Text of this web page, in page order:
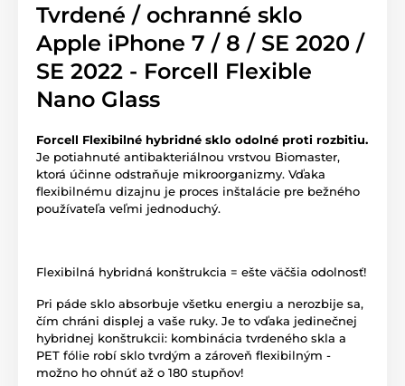
Tvrdené / ochranné sklo
Apple iPhone 7 / 8 / SE 2020 /
SE 2022 - Forcell Flexible
Nano Glass
Forcell Flexibilné hybridné sklo odolné proti rozbitiu.
Je potiahnuté antibakteriálnou vrstvou Biomaster,
ktorá účinne odstraňuje mikroorganizmy. Vďaka
flexibilnému dizajnu je proces inštalácie pre bežného
používateľa veľmi jednoduchý.
Flexibilná hybridná konštrukcia = ešte väčšia odolnosť!
Pri páde sklo absorbuje všetku energiu a nerozbije sa,
čím chráni displej a vaše ruky. Je to vďaka jedinečnej
hybridnej konštrukcii: kombinácia tvrdeného skla a
PET fólie robí sklo tvrdým a zároveň flexibilným -
možno ho ohnúť až o 180 stupňov!